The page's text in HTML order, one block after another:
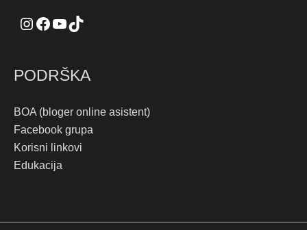
PODRŠKA
BOA (bloger online asistent)
Facebook grupa
Korisni linkovi
Edukacija